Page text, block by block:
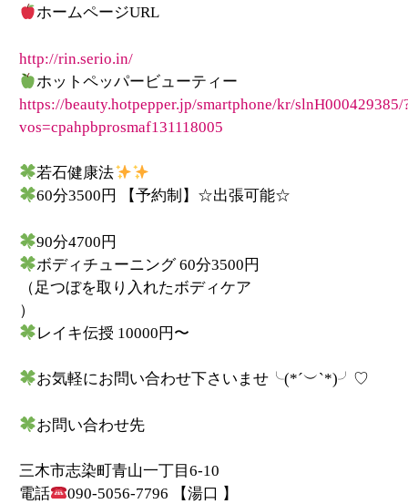
ホームページURL
http://rin.serio.in/
ホットペッパービューティー
https://beauty.hotpepper.jp/smartphone/kr/slnH000429385/
vos=cpahpbprosmaf131118005
若石健康法
60分3500 円 【予約制】☆出張可能☆
90分4700円
ボディチューニング 60分3500円
（足つぼを取り入れたボディケア
）
レイキ伝授 10000円〜
お気軽にお問い合わせ下さいませ╰(*´︶`*)╯♡
お問い合わせ先
三木市志染町青山一丁目6-10
電話
090-5056-7796 【湯口 】